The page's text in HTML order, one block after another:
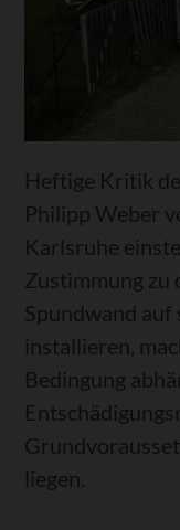
Heftige Kritik
Philipp Weber
Karlsruhe
Zustimmung zu
Spundwand auf
installieren,
Bedingung
liegen.